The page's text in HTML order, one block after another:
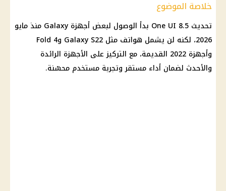
خلاصة الموضوع
تحديث One UI 8.5 بدأ الوصول لبعض أجهزة Galaxy منذ مايو
2026، لكنه لن يشمل هواتف مثل Galaxy S22 وFold 4
وأجهزة 2022 القديمة، مع التركيز على الأجهزة الرائدة
والأحدث لضمان أداء مستقر وتجربة مستخدم محسّنة.